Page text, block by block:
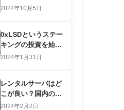
×SNS 羽田義和のノ
2024年10月5日
0xLSDというステー
キングの投資を始め
た結果【注意点と攻
2024年1月31日
レンタルサーバはど
こが良い？国内のサ
ーバは良いところが
2024年2月2日